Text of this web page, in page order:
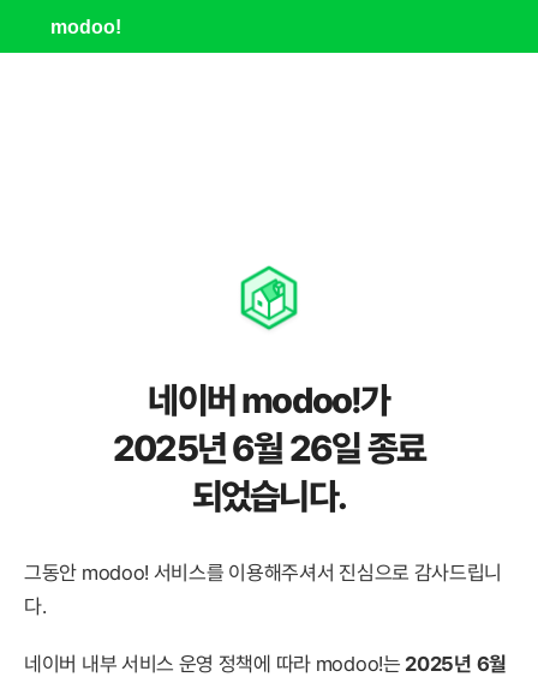
modoo!
네이버 modoo!가
2025년 6월 26일 종료
되었습니다.
그동안 modoo! 서비스를 이용해주셔서 진심으로 감사드립니
다.
네이버 내부 서비스 운영 정책에 따라 modoo!는 2025년 6월